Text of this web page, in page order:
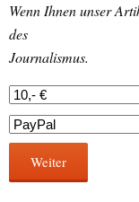
Wenn Ihnen unser
des
Journalismus.
Weiter